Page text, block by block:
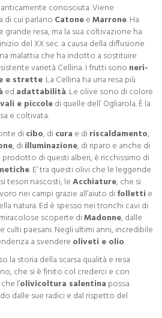
conosciuta. Viene
di cui parlano CatoneeMarrone. Ha
e grande resa, ma la sua coltivazione ha
del XX sec. a causa della diffusione
malattia che ha indotto a sostituire
varietà Cellina. I frutti sono neri-
e strette. La Cellina ha una resa più
ed adattabilità. Le olive sono di colore
e piccoledi quelle dell’ Ogliarola. È la
e coltivata.
di cibo, di cura e di riscaldamento,
, di illuminazione, di riparo e anche di
prodotto di questi alberi, è ricchissimo di
. E’ tra questi olivi che le leggende
tesori nascosti, leAcchiature, che si
nei campi grazie all’aiuto di folletti e
natura. Ed è spesso nei tronchi cavi di
scoperte diMadonne, dalle
culti paesani. Negli ultimi anni, incredibile
a svendere oliveti e olio.
la storia della scarsa qualità e resa
che si è finito col crederci e con
l’olivicoltura salentina possa
dalle sue radici e dal rispetto del